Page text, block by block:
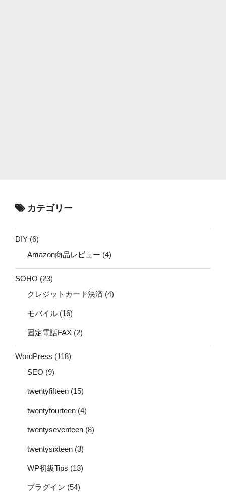
カテゴリー
DIY (6)
Amazon商品レビュー (4)
SOHO (23)
クレジットカード決済 (4)
モバイル (16)
固定電話FAX (2)
WordPress (118)
SEO (9)
twentyfifteen (15)
twentyfourteen (4)
twentyseventeen (8)
twentysixteen (3)
WP初級Tips (13)
プラグイン (54)